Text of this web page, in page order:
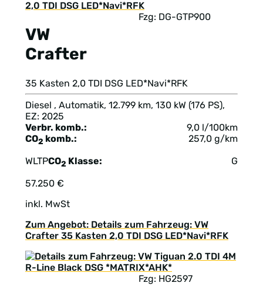
VW
Crafter
Fzg: DG-GTP900
35 Kasten 2,0 TDI DSG LED*Navi*RFK
Diesel , Automatik, 12.799 km, 130 kW (176 PS),
EZ: 2025
Verbr. komb.:
9,0 l/100km
CO2 komb.: 257,0 g/km
WLTPCO2 Klasse: G
57.250 €
inkl. MwSt
Zum Angebot: Details zum Fahrzeug: VW
Crafter 35 Kasten 2,0 TDI DSG LED*Navi*RFK
Fzg: HG2597